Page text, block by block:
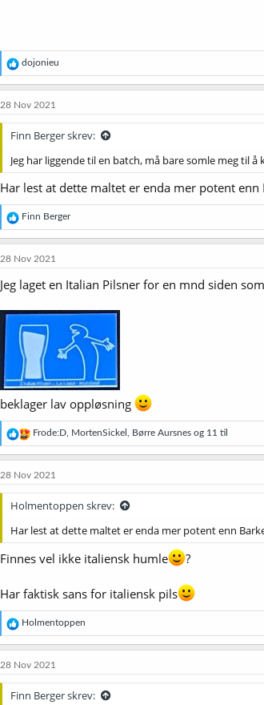
R
e
a
j
o
e
dojonieu
28 Nov 2021
Finn Berger skrev:
Jeg har liggende til en batch, må bare somle meg til
Har lest at dette maltet er enda mer potent
R
e
a
j
o
e
r
:
Finn Berger
28 Nov 2021
Jeg laget en Italian Pilsner for en mnd siden
beklager lav oppløsning
R
e
a
k
j
o
e
:
Frode:D MortenSickel Børre Aursnes og 11 til
28 Nov 2021
Holmentoppen skrev:
Har lest at dette maltet er enda mer potent enn
Finnes vel ikke italiensk humle ?
Har faktisk sans for italiensk pils
R
e
a
j
o
Holmentoppen
28 Nov 2021
Finn Berger skrev: